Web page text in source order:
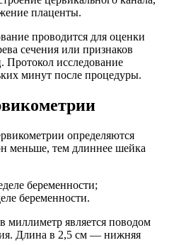
плаценты.
проводится для оценки
сечения или признаков
Протокол исследование
минут после процедуры.
определяются
меньше, тем длиннее шейка
беременности;
беременности.
миллиметр является поводом
Длина в 2,5 см — нижняя